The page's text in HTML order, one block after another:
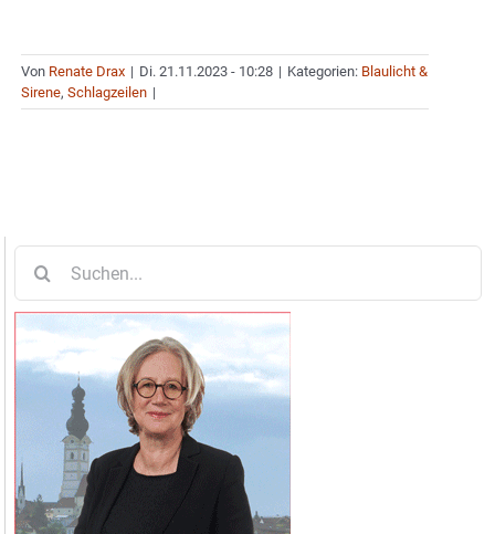
Von Renate Drax | Di. 21.11.2023 - 10:28 | Kategorien: Blaulicht &
Sirene, Schlagzeilen |
nach: